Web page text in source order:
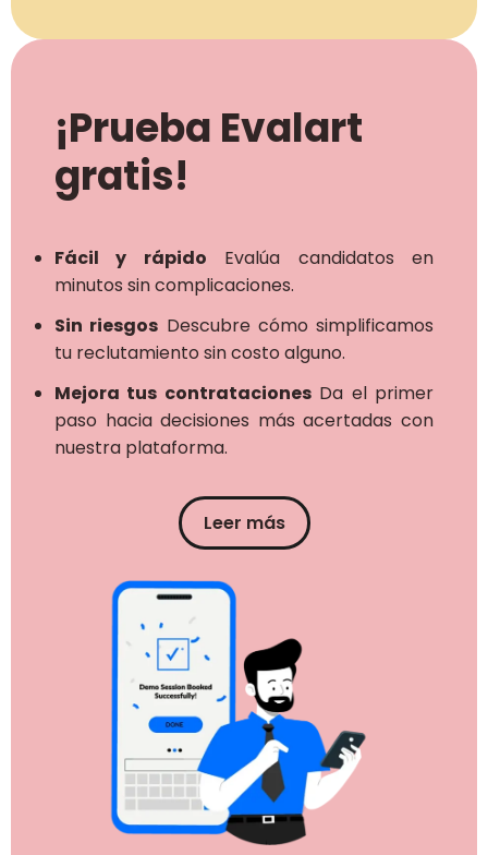
¡Prueba Evalart
gratis!
Fácil y rápido Evalúa candidatos en
minutos sin complicaciones.
Sin riesgos Descubre cómo simplificamos
tu reclutamiento sin costo alguno.
Mejora tus contratacionesDa el primer
paso hacia decisiones más acertadas con
nuestra plataforma.
Leer más